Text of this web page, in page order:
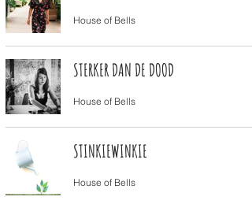
House of Bells
STERKER DAN DE DOOD
House of Bells
STINKIEWINKIE
House of Bells